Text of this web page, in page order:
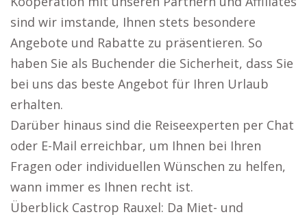
sind wir imstande, Ihnen stets besondere
Angebote und Rabatte zu präsentieren. So
haben Sie als Buchender die Sicherheit, dass Sie
bei uns das beste Angebot für Ihren Urlaub
erhalten.
Darüber hinaus sind die Reiseexperten per Chat
oder E-Mail erreichbar, um Ihnen bei Ihren
Fragen oder individuellen Wünschen zu helfen,
wann immer es Ihnen recht ist.
Überblick Castrop Rauxel: Da Miet- und